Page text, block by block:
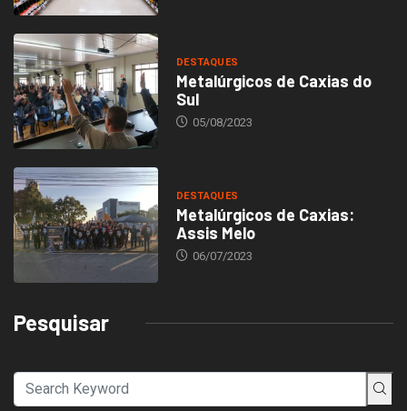
DESTAQUES
Metalúrgicos de Caxias do
Sul
05/08/2023
DESTAQUES
Metalúrgicos de Caxias:
Assis Melo
06/07/2023
Pesquisar